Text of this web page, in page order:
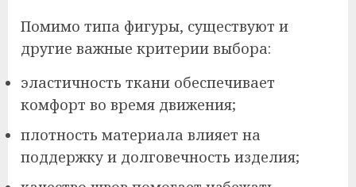
Помимо типа фигуры, существуют и
другие важные критерии выбора:
эластичность ткани обеспечивает
комфорт во время движения;
плотность материала влияет на
поддержку и долговечность изделия;